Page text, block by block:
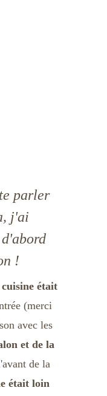
parler
j'ai
!
était
(merci
avec les
et de la
de la
était loin